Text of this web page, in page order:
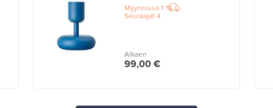
Myynnissä1
Seuraajat4
Alkaen
99,00 €